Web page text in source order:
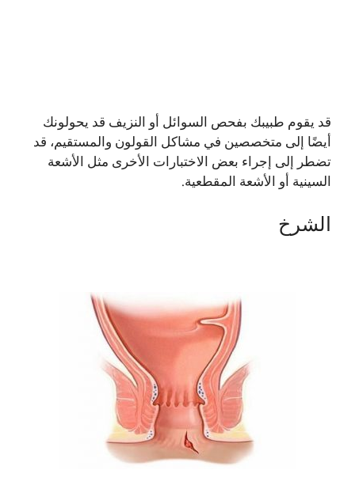
قد يقوم طبيبك بفحص السوائل أو النزيف قد يحولونك
أيضًا إلى متخصصين في مشاكل القولون والمستقيم، قد
تضطر إلى إجراء بعض الاختبارات الأخرى مثل الأشعة
السينية أو الأشعة المقطعية.
الشرخ